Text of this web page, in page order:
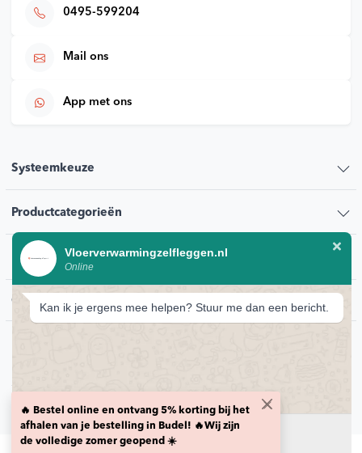
0495-599204
Mail ons
App met ons
Systeemkeuze
Productcategorieën
Klantenservice
Contact
Privacybeleid
Retour voorwaarden
Levering en transport voorwaarden
🔥 Bestel online en ontvang 5% korting bij het
afhalen van je bestelling in Budel! 🔥Wij zijn
de volledige zomer geopend ☀️
Vloerverwarmingzelfleggen.nl
Online
Kan ik je ergens mee helpen? Stuur me dan een bericht.
Chat starten